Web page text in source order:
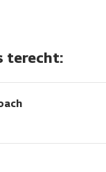
terecht: